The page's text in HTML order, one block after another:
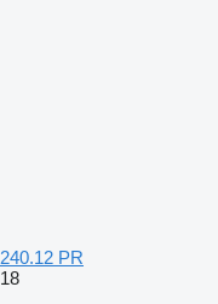
240.12 PR
18